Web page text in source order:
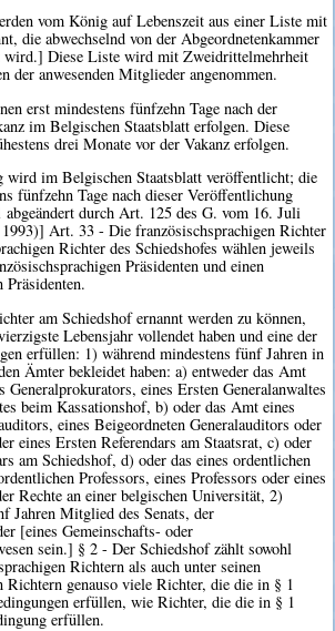
vom König auf Lebenszeit aus einer Liste mit
die abwechselnd von der Abgeordnetenkammer
wird.] Diese Liste wird mit Zweidrittelmehrheit
der anwesenden Mitglieder angenommen.
erst mindestens fünfzehn Tage nach der
im Belgischen Staatsblatt erfolgen. Diese
drei Monate vor der Vakanz erfolgen.
wird im Belgischen Staatsblatt veröffentlicht; die
fünfzehn Tage nach dieser Veröffentlichung
durch Art. 125 des G. vom 16. Juli
Art. 33 - Die französischsprachigen Richter
Richter des Schiedshofes wählen jeweils
Präsidenten und einen
Präsidenten.
am Schiedshof ernannt werden zu können,
Lebensjahr vollendet haben und eine der
erfüllen: 1) während mindestens fünf Jahren in
Ämter bekleidet haben: a) entweder das Amt
Generalprokurators, eines Ersten Generalanwaltes
beim Kassationshof, b) oder das Amt eines
eines Beigeordneten Generalauditors oder
eines Ersten Referendars am Staatsrat, c) oder
am Schiedshof, d) oder das eines ordentlichen
Professors, eines Professors oder eines
Rechte an einer belgischen Universität, 2)
Jahren Mitglied des Senats, der
[eines Gemeinschafts- oder
sein.] § 2 - Der Schiedshof zählt sowohl
Richtern als auch unter seinen
Richtern genauso viele Richter, die die in § 1
erfüllen, wie Richter, die die in § 1
erfüllen.